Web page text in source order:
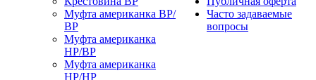
Муфта американка ВР/
ВР
Муфта американка
НР/ВР
Муфта американка
НР/НР
Часто задаваемые
вопросы